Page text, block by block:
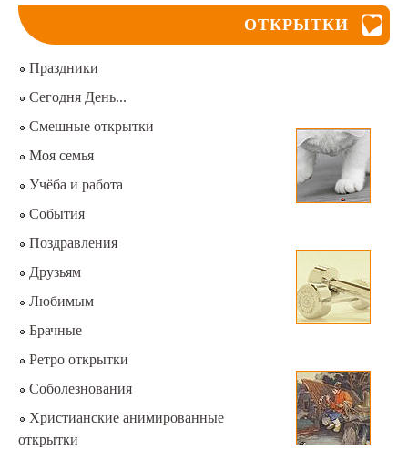
ОТКРЫТКИ
Праздники
Сегодня День...
Смешные открытки
Моя семья
Учёба и работа
События
Поздравления
Друзьям
Любимым
Брачные
Ретро открытки
Соболезнования
Христианские анимированные
открытки